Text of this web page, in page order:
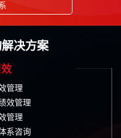
决方案
管理
效管理
管理
系咨询